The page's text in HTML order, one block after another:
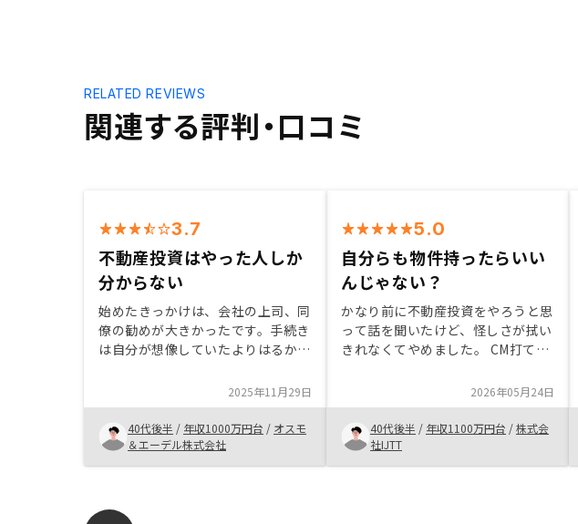
関連する評判・口コミ
RELATED REVIEWS
3.7
不動産投資はやった人しか
分からない
始めたきっかけは、会社の上司、同
僚の勧めが大きかったです。手続き
は自分が想像していたよりはるかに
任せっぱなしも良くないという気づ
きもありました。分からないことは
うやむやにせず一つ一つクリアーに
しながら進めていくとストレスも少
なくスムーズに始められるのではな
2025年11月29日
40代後半 / 年収1000万円台 / オスモ
＆エーデル株式会社
5.0
自分らも物件持ったらいい
んじゃない？
かなり前に不動産投資をやろうと思
って話を聞いたけど、怪しさが拭い
きれなくてやめました。 CM打てる
なら安心してほったらかしできるか
なとおもったからやってみようとお
もいました。社員も物件もってた方
が説得力あるんじゃないかな？ 自
動車のディーラーが自社の車乗って
2026年05月24日
40代後半 / 年収1100万円台 /株式会
社IJTT